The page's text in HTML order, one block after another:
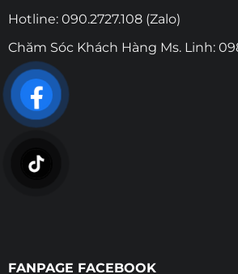
Hotline: 090.2727.108 (Zalo)
Chăm Sóc Khách Hàng Ms. Linh:
FANPAGE FACEBOOK